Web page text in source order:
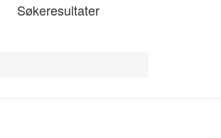
Søkeresultater